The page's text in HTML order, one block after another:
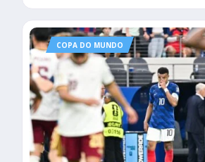
COPA DO MUNDO